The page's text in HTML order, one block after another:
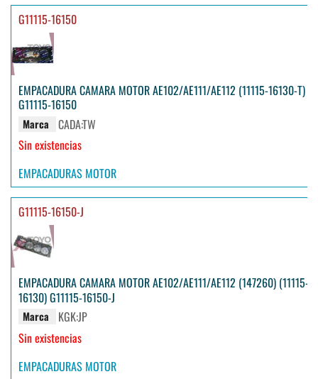
G11115-16150
EMPACADURA CAMARA MOTOR AE102/AE111/AE112 (11115-16130-T)
G11115-16150
Marca
CADA:TW
Sin existencias
EMPACADURAS MOTOR
G11115-16150-J
EMPACADURA CAMARA MOTOR AE102/AE111/AE112 (147260) (11115-
16130) G11115-16150-J
Marca
KGK:JP
Sin existencias
EMPACADURAS MOTOR